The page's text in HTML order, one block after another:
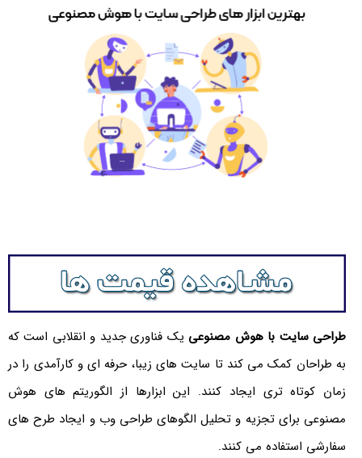
طراحی سایت با هوش مصنوعییک فناوری جدید و انقلابی است که
به طراحان کمک می کند تا سایت های زیبا، حرفه ای و کارآمدی را در
زمان کوتاه تری ایجاد کنند. این ابزارها از الگوریتم های هوش
مصنوعی برای تجزیه و تحلیل الگوهای طراحی وب و ایجاد طرح های
سفارشی استفاده می کنند.